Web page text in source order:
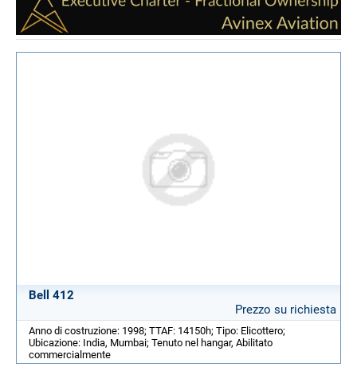
Bell 412
Prezzo su richiesta
Anno di costruzione: 1998; TTAF: 14150h; Tipo: Elicottero;
Ubicazione: India, Mumbai; Tenuto nel hangar, Abilitato
commercialmente